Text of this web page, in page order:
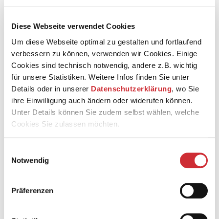
Diese Webseite verwendet Cookies
Um diese Webseite optimal zu gestalten und fortlaufend
verbessern zu können, verwenden wir Cookies. Einige
Cookies sind technisch notwendig, andere z.B. wichtig
für unsere Statistiken. Weitere Infos finden Sie unter
Details oder in unserer Datenschutzerklärung, wo Sie
ihre Einwilligung auch ändern oder widerufen können.
Unter Details können Sie zudem selbst wählen, welche
Cookies Sie zulassen möchten.
Notwendig
Präferenzen
Das Surren von Nähmaschinen beruhigt dich? Du
Kleidungsstücke aus den verschiedensten Zeitaltern?
Dann bewirb dich auf eine Ausbildung als
Maßschneider*in und sorge dafür, dass unsere
Künstler*innen immer gut gekleidet sind.
Mehr Informationen zu dieser Ausbildung